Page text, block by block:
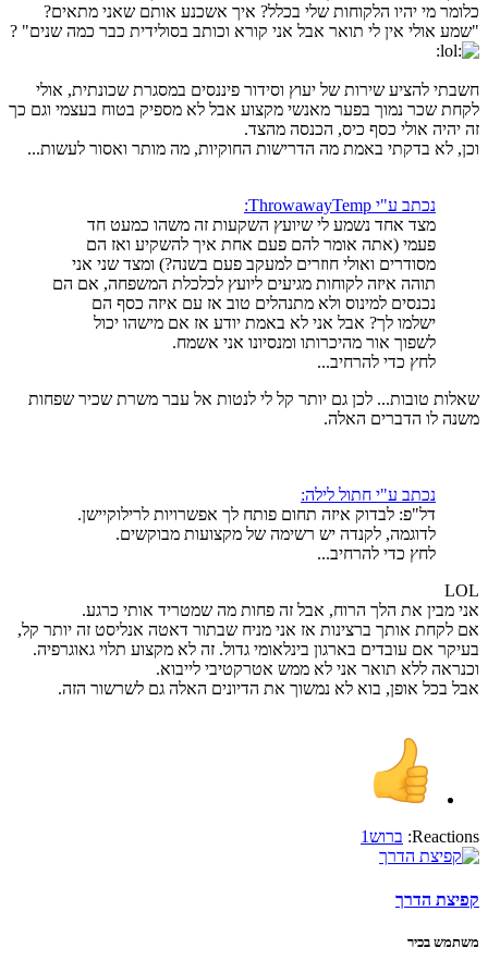
כלומר מי יהיו הלקוחות שלי בכלל? איך אשכנע אותם שאני מתאים?
"שמע אולי אין לי תואר אבל אני קורא וכותב בסולידית כבר כמה שנים" ?
חשבתי להציע שירות של יעוץ וסידור פיננסים במסגרת שכונתית, אולי
לקחת שכר נמוך בפער מאנשי מקצוע אבל לא מספיק בטוח בעצמי וגם כך
זה יהיה אולי כסף כיס, הכנסה מהצד.
וכן, לא בדקתי באמת מה הדרישות החוקיות, מה מותר ואסור לעשות...
נכתב ע"י ThrowawayTemp:
מצד אחד נשמע לי שיועץ השקעות זה משהו כמעט חד
פעמי (אתה אומר להם פעם אחת איך להשקיע ואז הם
מסודרים ואולי חוזרים למעקב פעם בשנה?) ומצד שני אני
תוהה איזה לקוחות מגיעים ליועץ לכלכלת המשפחה, אם הם
נכנסים למינוס ולא מתנהלים טוב אז עם איזה כסף הם
ישלמו לך? אבל אני לא באמת יודע אז אם מישהו יכול
לשפוך אור מהיכרותו ומנסיונו אני אשמח.
לחץ כדי להרחיב...
שאלות טובות... לכן גם יותר קל לי לנטות אל עבר משרת שכיר שפחות
משנה לו הדברים האלה.
נכתב ע"י חתול לילה:
דל"פ: לבדוק איזה תחום פותח לך אפשרויות לרילוקיישן.
לדוגמה, לקנדה יש רשימה של מקצועות מבוקשים.
לחץ כדי להרחיב...
LOL
אני מבין את הלך הרוח, אבל זה פחות מה שמטריד אותי כרגע.
אם לקחת אותך ברצינות אז אני מניח שבתור דאטה אנליסט זה יותר קל,
בעיקר אם עובדים בארגון בינלאומי גדול. זה לא מקצוע תלוי גאוגרפיה.
וכנראה ללא תואר אני לא ממש אטרקטיבי לייבוא.
אבל בכל אופן, בוא לא נמשוך את הדיונים האלה גם לשרשור הזה.
Reactions: ברוש1
קפיצת הדרך
משתמש בכיר